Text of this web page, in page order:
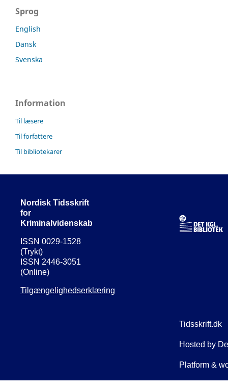
Sprog
English
Dansk
Svenska
Information
Til læsere
Til forfattere
Til bibliotekarer
Nordisk Tidsskrift
for
Kriminalvidenskab
ISSN 0029-1528
(Trykt)
ISSN 2446-3051
(Online)
Tilgængelighedserklæring